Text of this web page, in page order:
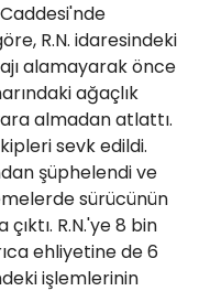
R.N. idaresindeki
alamayarak önce
ağaçlık
almadan atlattı.
sevk edildi.
şüphelendi ve
sürücünün
R.N.'ye 8 bin
ehliyetine de 6
işlemlerinin